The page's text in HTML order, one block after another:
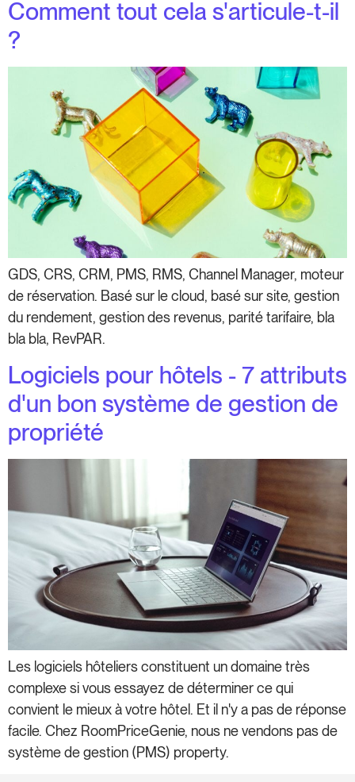
Comment tout cela s'articule-t-il
?
GDS, CRS, CRM, PMS, RMS, Channel Manager, moteur
de réservation. Basé sur le cloud, basé sur site, gestion
du rendement, gestion des revenus, parité tarifaire, bla
bla bla, RevPAR.
Logiciels pour hôtels - 7 attributs
d'un bon système de gestion de
propriété
Les logiciels hôteliers constituent un domaine très
complexe si vous essayez de déterminer ce qui
convient le mieux à votre hôtel. Et il n'y a pas de réponse
facile. Chez RoomPriceGenie, nous ne vendons pas de
système de gestion (PMS) property.